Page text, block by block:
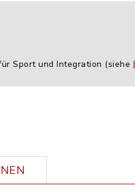
Sport und Integration (siehe